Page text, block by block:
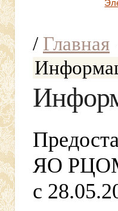
/ Главная
ЯО
с